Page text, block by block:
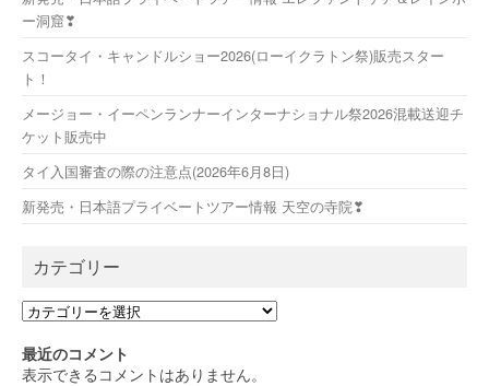
ー洞窟❣
スコータイ・キャンドルショー2026(ローイクラトン祭)販売スター
ト！
メージョー・イーペンランナーインターナショナル祭2026混載送迎チ
ケット販売中
タイ入国審査の際の注意点(2026年6月8日)
新発売・日本語プライベートツアー情報 天空の寺院❣
カテゴリー
カ
ゴ
リ
最近のコメント
表示できるコメントはありません。